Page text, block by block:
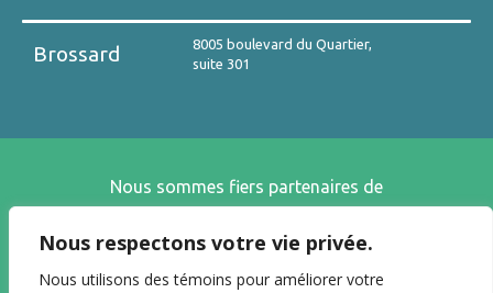
Nous respectons votre vie privée.
Nous utilisons des témoins pour améliorer votre
Brossard
8005 boulevard du Quartier,
suite 301
Nous sommes fiers partenaires de